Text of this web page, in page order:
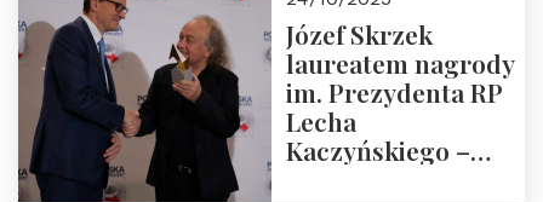
Józef Skrzek
laureatem nagrody
im. Prezydenta RP
Lecha
Kaczyńskiego –